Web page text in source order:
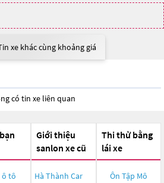
xe khác cùng khoảng giá
có tin xe liên quan
ô tô
Giới thiệu
sanlon xe cũ
Hà Thành Car
Thi thử bằng
lái xe
Ôn Tập Mô